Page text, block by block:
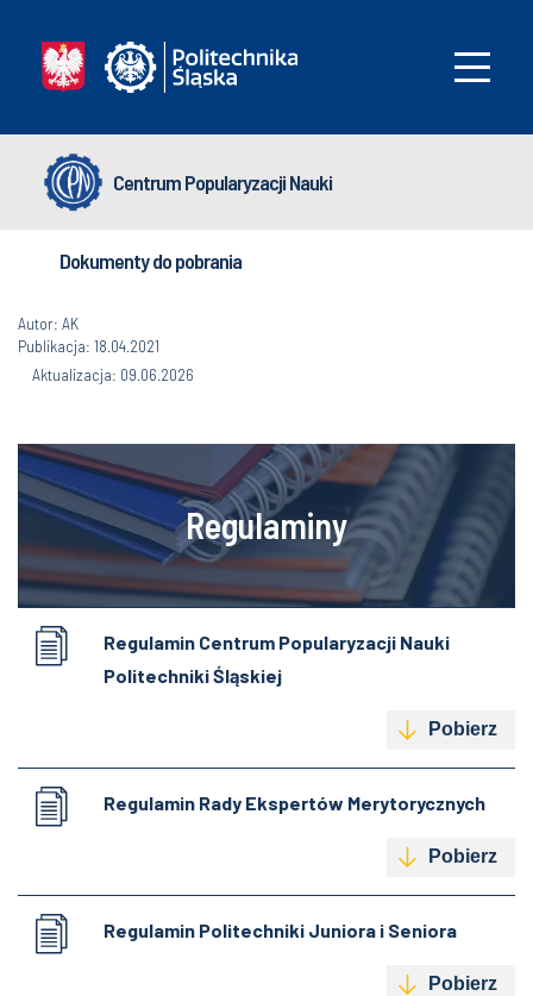
Centrum Popularyzacji Nauki
Dokumenty do pobrania
Autor: AK
Publikacja: 18.04.2021
Aktualizacja: 09.06.2026
Regulaminy
Regulamin Centrum Popularyzacji Nauki
Politechniki Śląskiej
Pobierz
Regulamin Rady Ekspertów Merytorycznych
Pobierz
Regulamin Politechniki Juniora i Seniora
Pobierz